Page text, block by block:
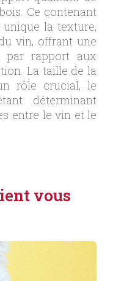
Ce contenant
la texture,
vin, offrant une
par rapport aux
La taille de la
rôle crucial, le
déterminant
entre le vin et le
vous